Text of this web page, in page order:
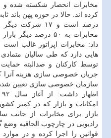
مخابرات انحصار شکسته شده و
درصد است و ۱۷
مخابرات به ۵۰ درصد
داد: مخابرات اپراتور غالب است
هایی دارد که طی سالیان
توسط کارکنان و صدالبته
جریان خصوصی سازی هزینه آنرا
سازمان خصوصی سازی تعیین
امکانات و بازار که در کمتر
بازار برای مخابرات از جانب
رادیویی در چارچوب الحاقیه
قوانین را اجرا کرده و در موارد